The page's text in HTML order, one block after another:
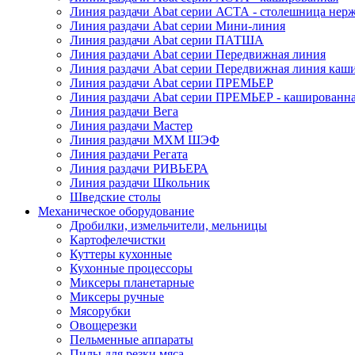
Линия раздачи Abat серии АСТА - столешница
Линия раздачи Abat серии Мини-линия
Линия раздачи Abat серии ПАТША
Линия раздачи Abat серии Передвижная линия
Линия раздачи Abat серии Передвижная линия
Линия раздачи Abat серии ПРЕМЬЕР
Линия раздачи Abat серии ПРЕМЬЕР -
Линия раздачи Вега
Линия раздачи Мастер
Линия раздачи МХМ ШЭФ
Линия раздачи Регата
Линия раздачи РИВЬЕРА
Линия раздачи Школьник
Шведские столы
Механическое оборудование
Дробилки, измельчители, мельницы
Картофелечистки
Куттеры кухонные
Кухонные процессоры
Миксеры планетарные
Миксеры ручные
Мясорубки
Овощерезки
Пельменные аппараты